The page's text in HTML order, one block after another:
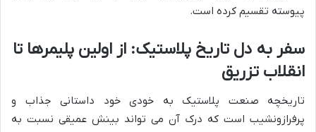
پیوسته تقسیم کرده است.
سفر به دل تاریخ پلاستیک: از اولین پلیمرها تا
انقلاب تزریق
تاریخچه صنعت پلاستیک به خودی خود داستانی جذاب و
پرفرازونشیب است که درک آن می تواند بینش عمیقی نسبت به